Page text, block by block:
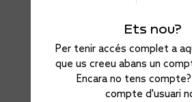
Ets nou?
Per tenir accés complet a
que us creeu abans un
Encara no tens compte?
compte d'usuari